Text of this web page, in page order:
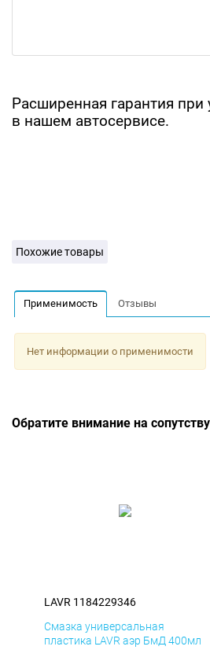
Расширенная гарантия при
в нашем автосервисе.
Похожие товары
Применимость Отзывы
Нет информации о применимости
Обратите внимание на
LAVR 1184229346
Смазка универсальная
пластика LAVR аэр БмД 400мл